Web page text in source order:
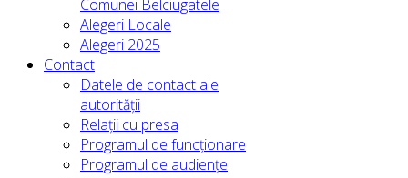
Comunei Belciugatele
Alegeri Locale
Alegeri 2025
Contact
Datele de contact ale
autorității
Relații cu presa
Programul de funcționare
Programul de audiențe